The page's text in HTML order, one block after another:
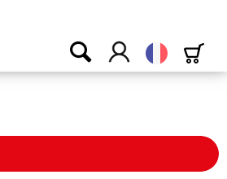
Français